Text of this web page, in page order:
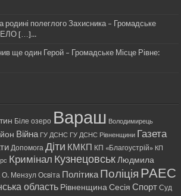
родині полеглого Захисника – Громадське
[…]...
ще один Герой – Громадське Місце Рівне:
Біле озеро Вараш Володимирець
Війна ГУ ДСНС ГУ ДСНС Рівненщини Газета
Допомога Діти КМКП КП «Благоустрій» КП
Кримінал Кузнецовськ Людмила
О. Мензул Освіта ПолітикаПоліція РАЕС
область Рівненщина Сесія Спорт Суд